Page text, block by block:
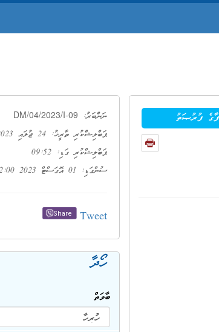
ފުރުޞަތު ނަންބަރު: DM/04/2023/I-09
ޕަބްލިޝްކުރި ތާރީޚު: 24 ޖުލައި 2023
ޕަބްލިޝްކުރި ގަޑި: 09:52
ސުންގަޑި: 01 އޮގަސްޓް 2023 12:00
Tweet
Share
ހޯދާ
ބާވަތް